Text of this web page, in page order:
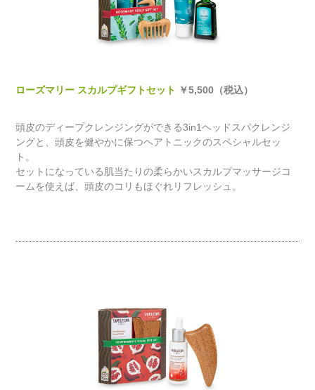
ローズマリー スカルプギフトセット ￥5,500（税込）
頭皮のディープクレンジングができる3in1ヘッドスパクレンジ
ングと、頭皮を健やかに保つヘアトニックのスペシャルセッ
ト。
セットになっている肌当たりの柔らかいスカルプマッサージコ
ームを使えば、頭皮のコリもほぐれリフレッシュ。